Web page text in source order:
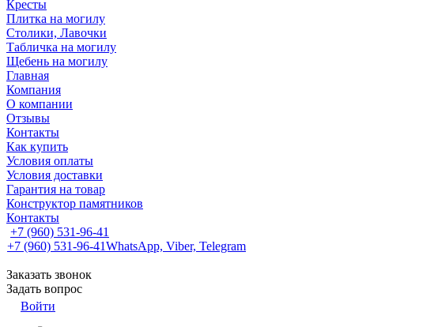
Кресты
Плитка на могилу
Столики, Лавочки
Табличка на могилу
Щебень на могилу
Главная
Компания
О компании
Отзывы
Контакты
Как купить
Условия оплаты
Условия доставки
Гарантия на товар
Конструктор памятников
Контакты
+7 (960) 531-96-41
+7 (960) 531-96-41WhatsApp, Viber, Telegram
Заказать звонок
Задать вопрос
Войти